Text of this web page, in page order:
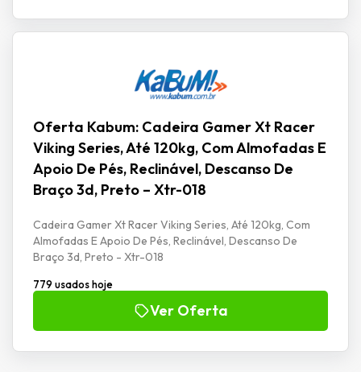
Oferta Kabum: Cadeira Gamer Xt Racer
Viking Series, Até 120kg, Com Almofadas E
Apoio De Pés, Reclinável, Descanso De
Braço 3d, Preto – Xtr-018
Cadeira Gamer Xt Racer Viking Series, Até 120kg, Com
Almofadas E Apoio De Pés, Reclinável, Descanso De
Braço 3d, Preto - Xtr-018
779 usados hoje
Ver Oferta